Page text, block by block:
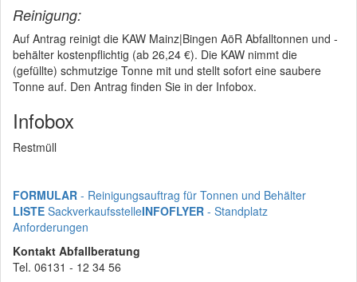
Reinigung:
Auf Antrag reinigt die KAW Mainz|Bingen AöR Abfalltonnen und -
behälter kostenpflichtig (ab 26,24 €). Die KAW nimmt die
(gefüllte) schmutzige Tonne mit und stellt sofort eine saubere
Tonne auf. Den Antrag finden Sie in der Infobox.
Infobox
Restmüll
FORMULAR - Reinigungsauftrag für Tonnen und Behälter
LISTE SackverkaufsstelleINFOFLYER - Standplatz
Anforderungen
Kontakt Abfallberatung
Tel. 06131 - 12 34 56